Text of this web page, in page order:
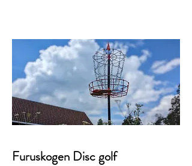
Furuskogen Disc golf